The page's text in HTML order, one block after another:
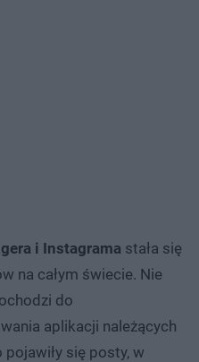
i Instagrama stała się
na całym świecie. Nie
do
aplikacji należących
się posty, w